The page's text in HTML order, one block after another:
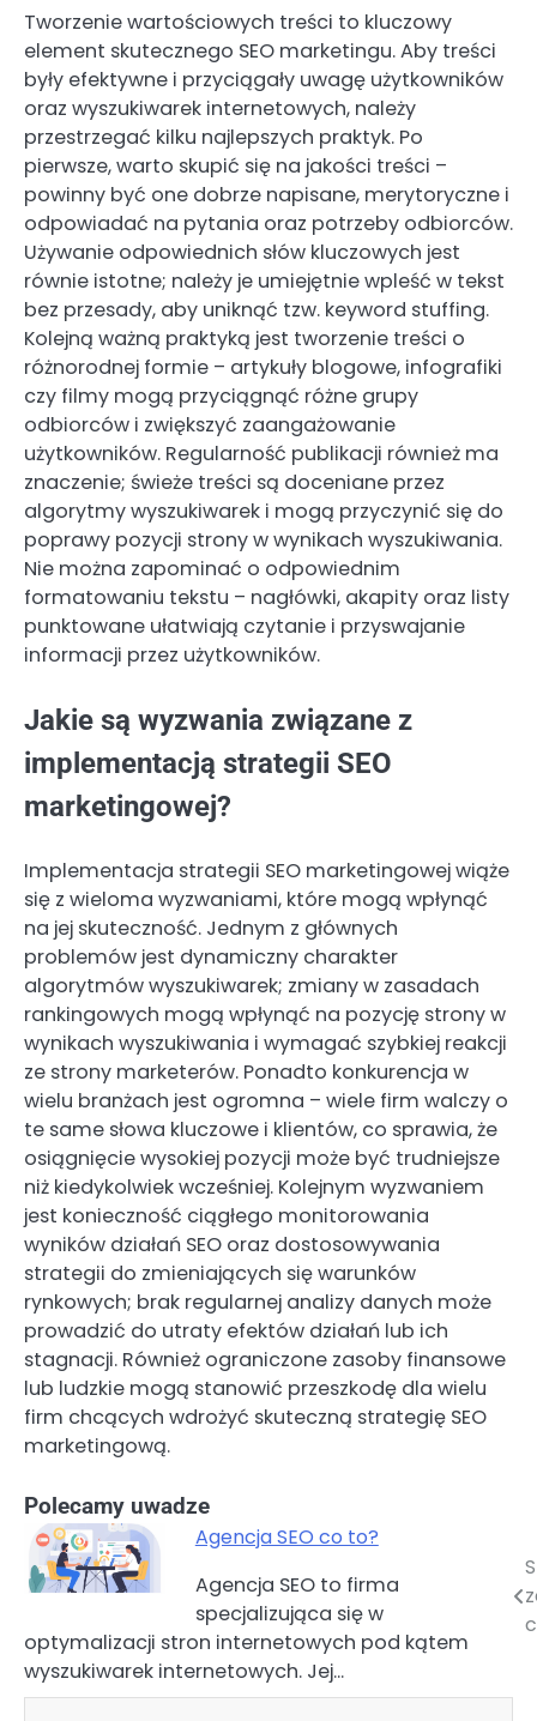
Tworzenie wartościowych treści to kluczowy
element skutecznego SEO marketingu. Aby treści
były efektywne i przyciągały uwagę użytkowników
oraz wyszukiwarek internetowych, należy
przestrzegać kilku najlepszych praktyk. Po
pierwsze, warto skupić się na jakości treści –
powinny być one dobrze napisane, merytoryczne i
odpowiadać na pytania oraz potrzeby odbiorców.
Używanie odpowiednich słów kluczowych jest
równie istotne; należy je umiejętnie wpleść w tekst
bez przesady, aby uniknąć tzw. keyword stuffing.
Kolejną ważną praktyką jest tworzenie treści o
różnorodnej formie – artykuły blogowe, infografiki
czy filmy mogą przyciągnąć różne grupy
odbiorców i zwiększyć zaangażowanie
użytkowników. Regularność publikacji również ma
znaczenie; świeże treści są doceniane przez
algorytmy wyszukiwarek i mogą przyczynić się do
poprawy pozycji strony w wynikach wyszukiwania.
Nie można zapominać o odpowiednim
formatowaniu tekstu – nagłówki, akapity oraz listy
punktowane ułatwiają czytanie i przyswajanie
informacji przez użytkowników.
Jakie są wyzwania związane z
implementacją strategii SEO
marketingowej?
Implementacja strategii SEO marketingowej wiąże
się z wieloma wyzwaniami, które mogą wpłynąć
na jej skuteczność. Jednym z głównych
problemów jest dynamiczny charakter
algorytmów wyszukiwarek; zmiany w zasadach
rankingowych mogą wpłynąć na pozycję strony w
wynikach wyszukiwania i wymagać szybkiej reakcji
ze strony marketerów. Ponadto konkurencja w
wielu branżach jest ogromna – wiele firm walczy o
te same słowa kluczowe i klientów, co sprawia, że
osiągnięcie wysokiej pozycji może być trudniejsze
niż kiedykolwiek wcześniej. Kolejnym wyzwaniem
jest konieczność ciągłego monitorowania
wyników działań SEO oraz dostosowywania
strategii do zmieniających się warunków
rynkowych; brak regularnej analizy danych może
prowadzić do utraty efektów działań lub ich
stagnacji. Również ograniczone zasoby finansowe
lub ludzkie mogą stanowić przeszkodę dla wielu
firm chcących wdrożyć skuteczną strategię SEO
marketingową.
Polecamy uwadze
Agencja SEO co to?
Agencja SEO to firma
specjalizująca się w
optymalizacji stron internetowych pod kątem
wyszukiwarek internetowych. Jej…
Nawigacja